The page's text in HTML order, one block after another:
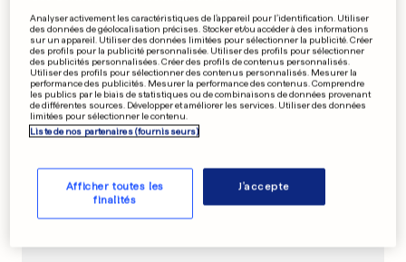
Une eau plate qui pétille
beaucoup au Luxembourg
0 0
PUBLICITÉ
Analyser activement les caractéristiques de l’appareil pour l’identification. Utiliser
des données de géolocalisation précises. Stocker et/ou accéder à des informations
sur un appareil. Utiliser des données limitées pour sélectionner la publicité. Créer
des profils pour la publicité personnalisée. Utiliser des profils pour sélectionner
des publicités personnalisées. Créer des profils de contenus personnalisés.
Utiliser des profils pour sélectionner des contenus personnalisés. Mesurer la
performance des publicités. Mesurer la performance des contenus. Comprendre
les publics par le biais de statistiques ou de combinaisons de données provenant
de différentes sources. Développer et améliorer les services. Utiliser des données
limitées pour sélectionner le contenu.
Liste de nos partenaires (fournisseurs)
Afficher toutes les
finalités
J'accepte